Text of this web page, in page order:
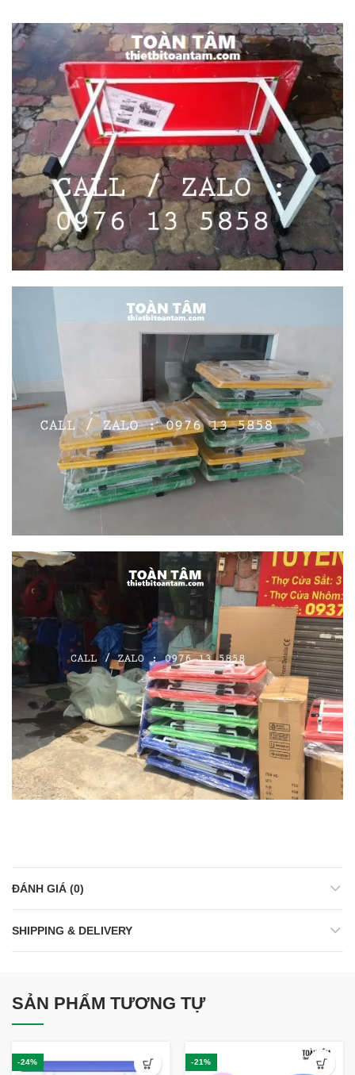
ĐÁNH GIÁ (0)
SHIPPING & DELIVERY
SẢN PHẨM TƯƠNG TỰ
-24% -21%